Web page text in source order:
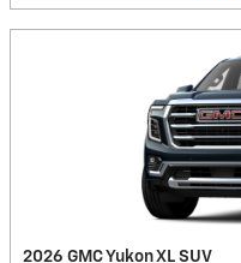
2026 GMC Yukon XL SUV